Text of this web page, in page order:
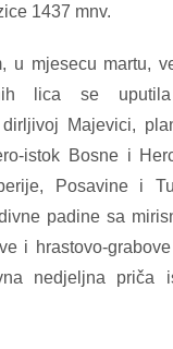
1437 mnv.
u mjesecu martu,
lica se
Majevici,
istok Bosne i
Posavine i
padine sa
i hrastovo-
nedjeljna priča